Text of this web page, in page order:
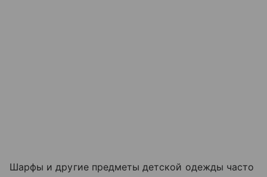
Шарфы и другие предметы детской одежды часто